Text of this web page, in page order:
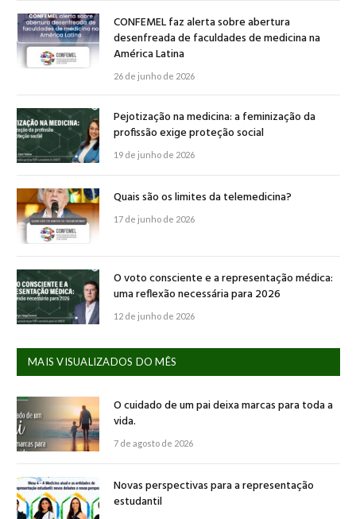
CONFEMEL faz alerta sobre abertura
desenfreada de faculdades de medicina na
América Latina
26 de junho de 2026
Pejotização na medicina: a feminização da
profissão exige proteção social
19 de junho de 2026
Quais são os limites da telemedicina?
17 de junho de 2026
O voto consciente e a representação médica:
uma reflexão necessária para 2026
12 de junho de 2026
MAIS VISUALIZADOS DO MÊS
O cuidado de um pai deixa marcas para toda a
vida.
7 de agosto de 2026
Novas perspectivas para a representação
estudantil